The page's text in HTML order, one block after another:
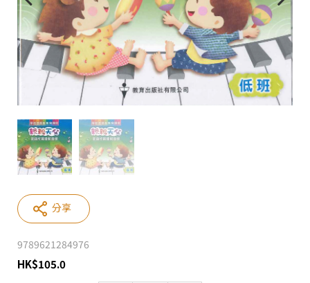
9789621284976
HK$105.0
分享